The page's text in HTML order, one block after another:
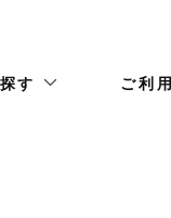
す ご利